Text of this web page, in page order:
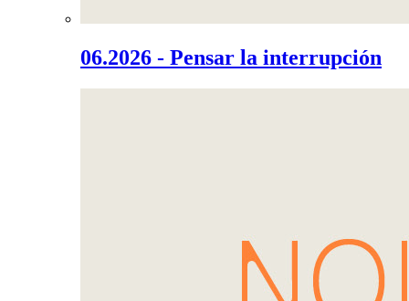
06.2026 - Pensar la interrupción